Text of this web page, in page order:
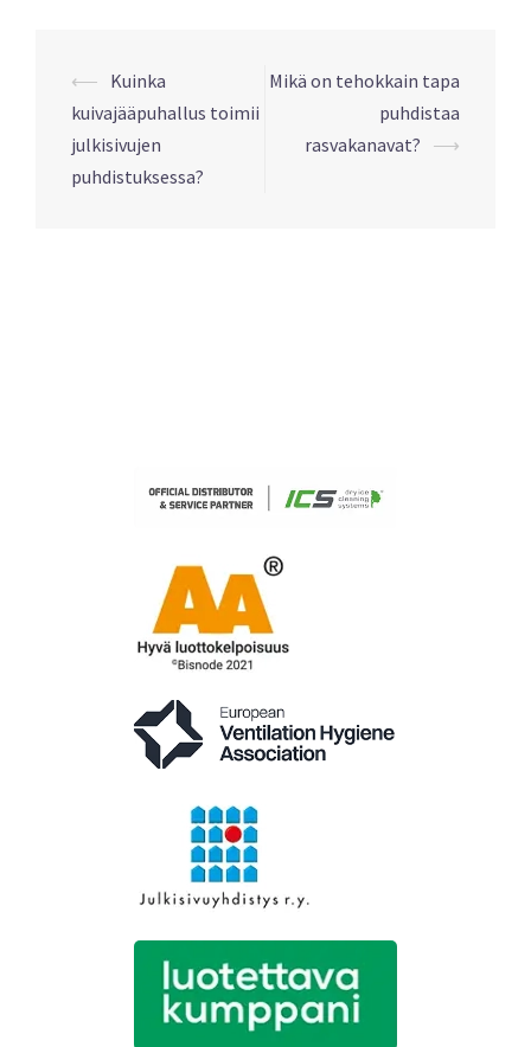
Post
navigation
⟵ Kuinka
kuivajääpuhallus toimii
julkisivujen
puhdistuksessa?
Mikä on tehokkain tapa
puhdistaa
rasvakanavat? ⟶